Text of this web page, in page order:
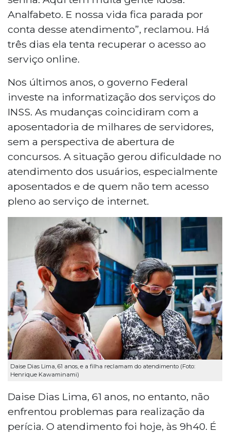
Analfabeto. E nossa vida fica parada por
conta desse atendimento”, reclamou. Há
três dias ela tenta recuperar o acesso ao
serviço online.
Nos últimos anos, o governo Federal
investe na informatização dos serviços do
INSS. As mudanças coincidiram com a
aposentadoria de milhares de servidores,
sem a perspectiva de abertura de
concursos. A situação gerou dificuldade no
atendimento dos usuários, especialmente
aposentados e de quem não tem acesso
pleno ao serviço de internet.
Daise Dias Lima, 61 anos, e a filha reclamam do atendimento (Foto:
Henrique Kawaminami)
Daise Dias Lima, 61 anos, no entanto, não
enfrentou problemas para realização da
perícia. O atendimento foi hoje, às 9h40. É